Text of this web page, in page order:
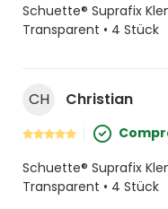
Schuette® Suprafix
Transparent • 4 Stück
CH Christian
Schuette® Suprafix
Transparent • 4 Stück